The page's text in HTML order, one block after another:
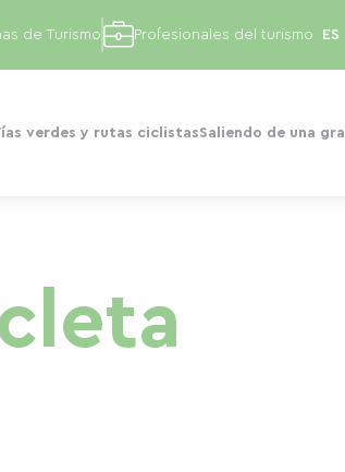
verdes y rutas ciclistasSaliendo de una
de Turismo Profesionales del turismo